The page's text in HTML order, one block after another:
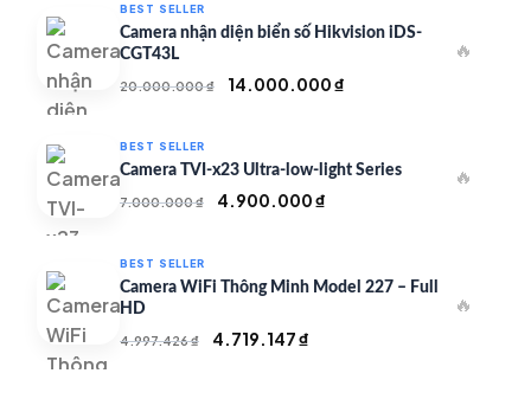
50.000.000 ₫.là:
35.000.000 ₫.
BEST SELLER
Camera nhận diện biển số Hikvision iDS-
CGT43L
20.000.000₫
Giá
20.000.000 ₫.
14.000.000₫
là:
14.000.000 ₫.
🔥
BEST SELLER
Camera TVI-x23 Ultra-low-light Series
7.000.000₫
Giá
7.000.000 ₫.
4.900.000₫
là:
🔥
BEST SELLER
Camera WiFi Thông Minh Model 227 – Full
HD
4.997.426₫
Giá
4.719.147₫
🔥